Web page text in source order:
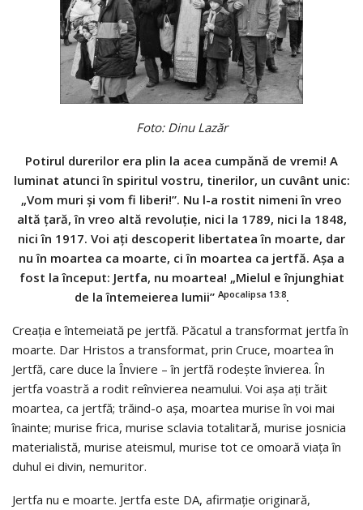
Foto: Dinu Lazăr
Potirul durerilor era plin la acea cumpănă de vremi! A
luminat atunci în spiritul vostru, tinerilor, un cuvânt unic:
„Vom muri şi vom fi liberi!”. Nu l-a rostit nimeni în vreo
altă ţară, în vreo altă revoluţie, nici la 1789, nici la 1848,
nici în 1917. Voi aţi descoperit libertatea în moarte, dar
nu în moartea ca moarte, ci în moartea ca jertfă. Aşa a
fost la început: Jertfa, nu moartea! „Mielul e înjunghiat
de la întemeierea lumii” Apocalipsa 13:8.
Creaţia e întemeiată pe jertfă. Păcatul a transformat jertfa în
moarte. Dar Hristos a transformat, prin Cruce, moartea în
Jertfă, care duce la Ȋnviere – în jertfă rodește învierea. În
jertfa voastră a rodit reînvierea neamului. Voi aşa aţi trăit
moartea, ca jertfă; trăind-o aşa, moartea murise în voi mai
înainte; murise frica, murise sclavia totalitară, murise josnicia
materialistă, murise ateismul, murise tot ce omoară viaţa în
duhul ei divin, nemuritor.
Jertfa nu e moarte. Jertfa este DA, afirmaţie originară,